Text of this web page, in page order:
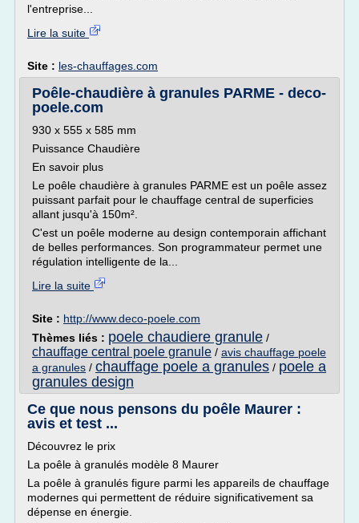
l'entreprise...
Lire la suite
Site : les-chauffages.com
Poêle-chaudière à granules PARME - deco-
poele.com
930 x 555 x 585 mm
Puissance Chaudière
En savoir plus
Le poêle chaudière à granules PARME est un poêle assez
puissant parfait pour le chauffage central de superficies
allant jusqu'à 150m².
C'est un poêle moderne au design contemporain affichant
de belles performances. Son programmateur permet une
régulation intelligente de la...
Lire la suite
Site : http://www.deco-poele.com
Thèmes liés : poele chaudiere granule /
chauffage central poele granule / avis chauffage poele
a granules / chauffage poele a granules / poele a
granules design
Ce que nous pensons du poêle Maurer :
avis et test ...
Découvrez le prix
La poêle à granulés modèle 8 Maurer
La poêle à granulés figure parmi les appareils de chauffage
modernes qui permettent de réduire significativement sa
dépense en énergie.